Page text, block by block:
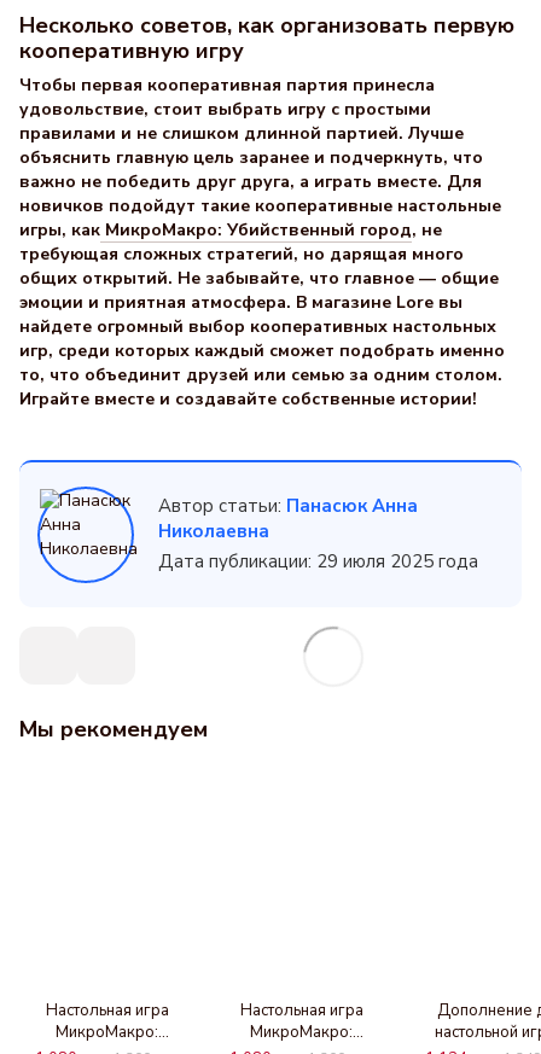
Несколько советов, как организовать первую
кооперативную игру
Чтобы первая кооперативная партия принесла
удовольствие, стоит выбрать игру с простыми
правилами и не слишком длинной партией. Лучше
объяснить главную цель заранее и подчеркнуть, что
важно не победить друг друга, а играть вместе. Для
новичков подойдут такие кооперативные настольные
игры, как МикроМакро: Убийственный город, не
требующая сложных стратегий, но дарящая много
общих открытий. Не забывайте, что главное — общие
эмоции и приятная атмосфера. В магазине Lore вы
найдете огромный выбор кооперативных настольных
игр, среди которых каждый сможет подобрать именно
то, что объединит друзей или семью за одним столом.
Играйте вместе и создавайте собственные истории!
Автор статьи: Панасюк Анна
Николаевна
Дата публикации: 29 июля 2025 года
Мы рекомендуем
Настольная игра
МикроМакро:
Настольная игра
МикроМакро:
Дополнение
настольной